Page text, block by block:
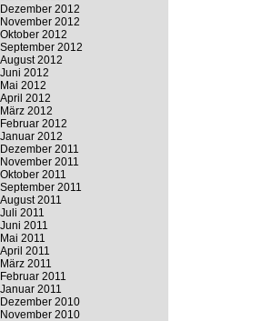
Dezember 2012
November 2012
Oktober 2012
September 2012
August 2012
Juni 2012
Mai 2012
April 2012
März 2012
Februar 2012
Januar 2012
Dezember 2011
November 2011
Oktober 2011
September 2011
August 2011
Juli 2011
Juni 2011
Mai 2011
April 2011
März 2011
Februar 2011
Januar 2011
Dezember 2010
November 2010